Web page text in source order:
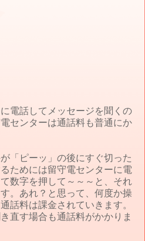
電話してメッセージを聞くの
センターは通話料も普通にか
「ピーッ」の後にすぐ切った
ためには留守電センターに電
数字を押して～～～と、それ
。あれ？と思って、何度か操
話料は課金されていきます。
直す場合も通話料がかかりま